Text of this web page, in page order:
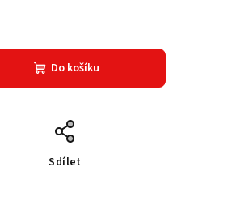
Do košíku
Sdílet